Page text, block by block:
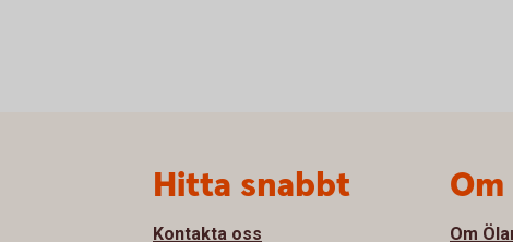
Hitta snabbt
Kontakta oss Om